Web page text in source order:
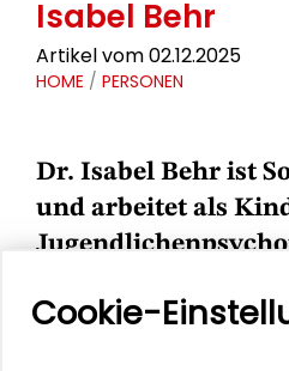
Isabel Behr
Artikel vom 02.12.2025
HOME / PERSONEN
Dr. Isabel Behr ist
und arbeitet als
Cookie-